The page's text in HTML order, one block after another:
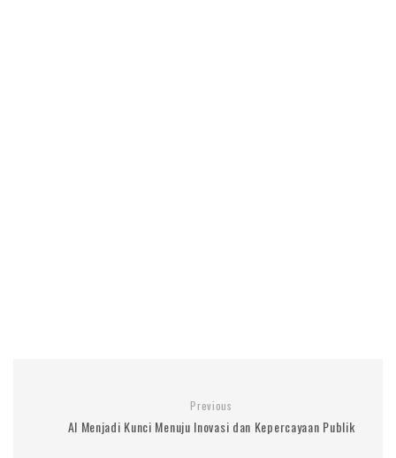
Previous
AI Menjadi Kunci Menuju Inovasi dan Kepercayaan Publik